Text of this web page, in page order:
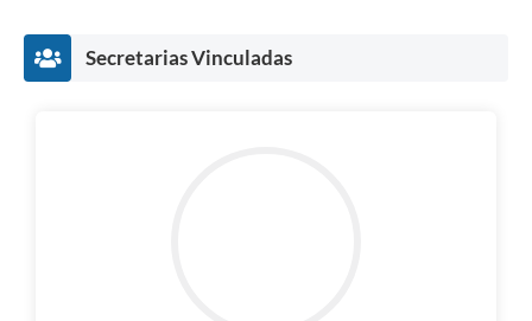
Secretarias Vinculadas